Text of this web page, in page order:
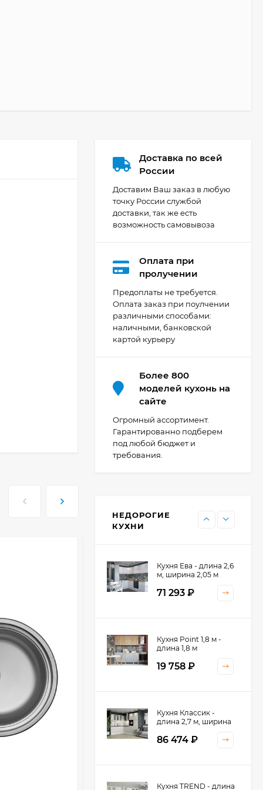
Доставка по всей
России
Доставим Ваш заказ в любую
точку России службой
доставки, так же есть
возможность самовывоза
Оплата при
пролучении
Предоплаты не требуется.
Оплата заказ при поулчении
различными способами:
наличными, банковской
картой курьеру
Более 800
моделей кухонь на
сайте
Огромный ассортимент.
Гарантированно подберем
под любой бюджет и
требования.
НЕДОРОГИЕ
КУХНИ
Кухня Мишель -
длина 4,2 м
69 303₽
Кухня Принцесса -
44 091
Кухня Point 1,2 м -
13 655₽
11 476
Кухня Ева - длина 2,6
м, ширина 2,05 м
71 293 ₽
Кухня Point 1,8 м -
длина 1,8 м
19 758 ₽
Кухня Классик -
длина 2,7 м, ширина
86 474 ₽
Кухня TREND - длина
Кухня Принцесса -
длина 2,4 м
38 767₽
Кухня Оптима - длина
2,8 м, ширина 1,4 м
52 197₽
Кухня Камелия -